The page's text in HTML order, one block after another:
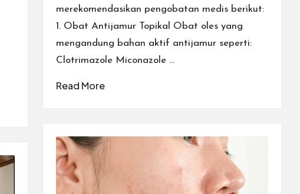
merekomendasikan pengobatan medis berikut:
1. Obat Antijamur Topikal Obat oles yang
mengandung bahan aktif antijamur seperti:
Clotrimazole Miconazole …
Read More